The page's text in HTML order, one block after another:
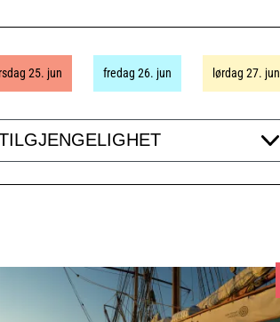
25. jun fredag 26. jun lørdag 27. jun